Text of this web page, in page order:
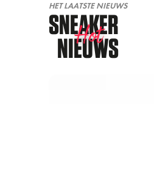
HET LAATSTE NIEUWS
SNEAKER
NIEUWS
Hot